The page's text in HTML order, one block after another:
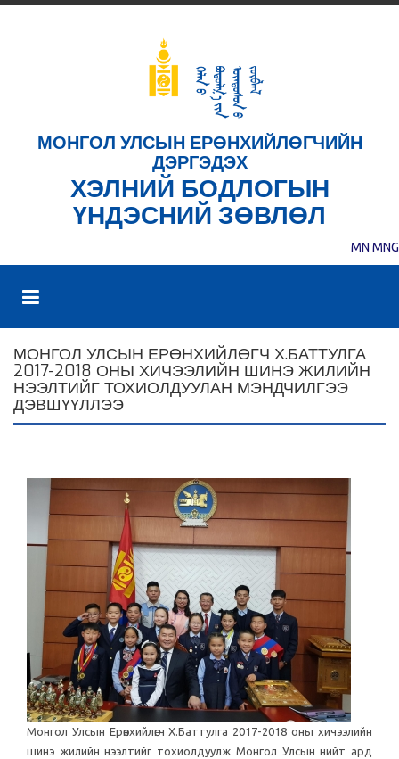
МОНГОЛ УЛСЫН ЕРӨНХИЙЛӨГЧИЙН
ДЭРГЭДЭХ
ХЭЛНИЙ БОДЛОГЫН
ҮНДЭСНИЙ ЗӨВЛӨЛ
MN MNG
МОНГОЛ УЛСЫН ЕРӨНХИЙЛӨГЧ Х.БАТТУЛГА
2017-2018 ОНЫ ХИЧЭЭЛИЙН ШИНЭ ЖИЛИЙН
НЭЭЛТИЙГ ТОХИОЛДУУЛАН МЭНДЧИЛГЭЭ
ДЭВШҮҮЛЛЭЭ
Монгол Улсын Ерөнхийлөгч Х.Баттулга 2017-2018 оны хичээлийн
шинэ жилийн нээлтийг тохиолдуулж Монгол Улсын нийт ард